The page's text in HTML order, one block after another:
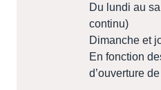
Du lundi au
continu)
Dimanche et
En fonction
d’ouverture